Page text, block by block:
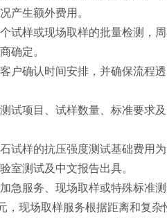
产生额外费用。
试样或现场取样的批量检测，
确定。
户确认时间安排，并确保流程
试项目、试样数量、标准要求
试样的抗压强度测试基础费用
室测试及中文报告出具。
急服务、现场取样或特殊标准
，现场取样服务根据距离和复杂